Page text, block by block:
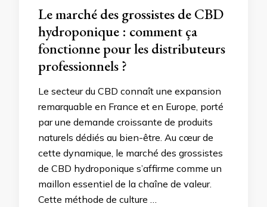
Le marché des grossistes de CBD
hydroponique : comment ça
fonctionne pour les distributeurs
professionnels ?
Le secteur du CBD connaît une expansion
remarquable en France et en Europe, porté
par une demande croissante de produits
naturels dédiés au bien-être. Au cœur de
cette dynamique, le marché des grossistes
de CBD hydroponique s’affirme comme un
maillon essentiel de la chaîne de valeur.
Cette méthode de culture …